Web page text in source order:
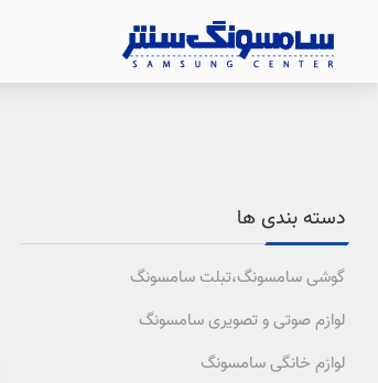
دسته بندی ها
گوشی سامسونگ،تبلت سامسونگ
لوازم صوتی و تصویری سامسونگ
لوازم خانگی سامسونگ